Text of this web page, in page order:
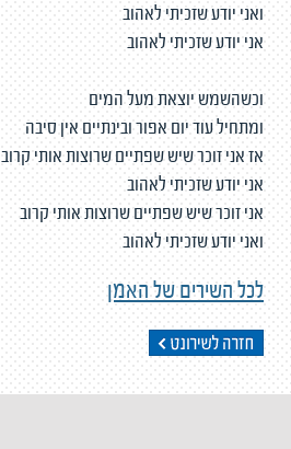
ואני יודע שזכיתי לאהוב
אני יודע שזכיתי לאהוב
וכשהשמש יוצאת מעל המים
ומתחיל עוד יום אפור ובינתיים אין סיבה
אז אני זוכר שיש שפתיים שרוצות אותי קרוב
אני יודע שזכיתי לאהוב
אני זוכר שיש שפתיים שרוצות אותי קרוב
ואני יודע שזכיתי לאהוב
לכל השירים של האמן